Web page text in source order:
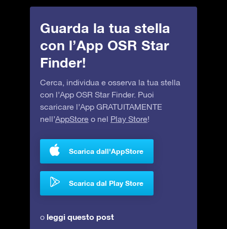
Guarda la tua stella
con l’App OSR Star
Finder!
Cerca, individua e osserva la tua stella
con l’App OSR Star Finder. Puoi
scaricare l’App GRATUITAMENTE
nell’AppStore o nel Play Store!
Scarica dall'AppStore
Scarica dal Play Store
o leggi questo post